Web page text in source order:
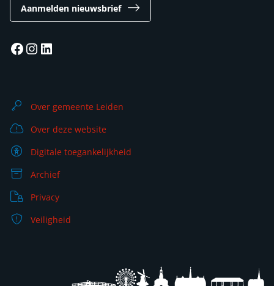
Aanmelden nieuwsbrief
Facebook
Instagram
LinkedIn
Over gemeente Leiden
Over deze website
Digitale toegankelijkheid
Archief
Privacy
Veiligheid